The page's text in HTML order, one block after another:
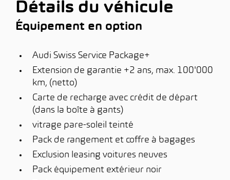
Détails du véhicule
Équipement en option
Audi Swiss Service Package+
Extension de garantie +2 ans, max. 100'000
km, (netto)
Carte de recharge avec crédit de départ
(dans la boîte à gants)
vitrage pare-soleil teinté
Pack de rangement et coffre à bagages
Exclusion leasing voitures neuves
Pack équipement extérieur noir